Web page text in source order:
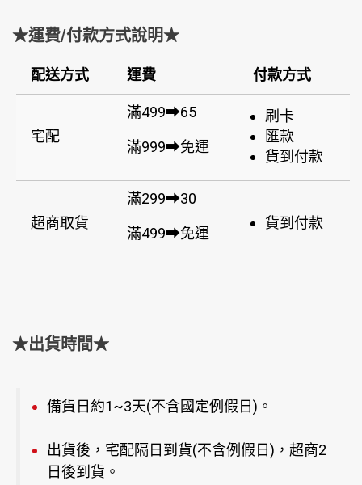
★運費/付款方式說明★
配送方式 運費 付款方式
宅配
滿499➡65
滿999➡免運
刷卡
匯款
貨到付款
超商取貨
滿299➡30
滿499➡免運
貨到付款
★出貨時間★
備貨日約1~3天(不含國定例假日)。
出貨後，宅配隔日到貨(不含例假日)，超商2
日後到貨。